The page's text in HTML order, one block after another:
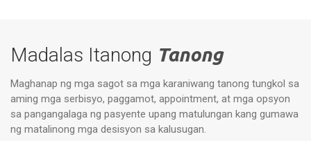
Madalas Itanong Tanong
Maghanap ng mga sagot sa mga karaniwang tanong tungkol sa
aming mga serbisyo, paggamot, appointment, at mga opsyon
sa pangangalaga ng pasyente upang matulungan kang gumawa
ng matalinong mga desisyon sa kalusugan.